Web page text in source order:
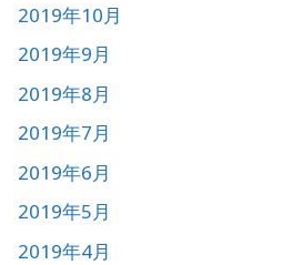
2019年10月
2019年9月
2019年8月
2019年7月
2019年6月
2019年5月
2019年4月